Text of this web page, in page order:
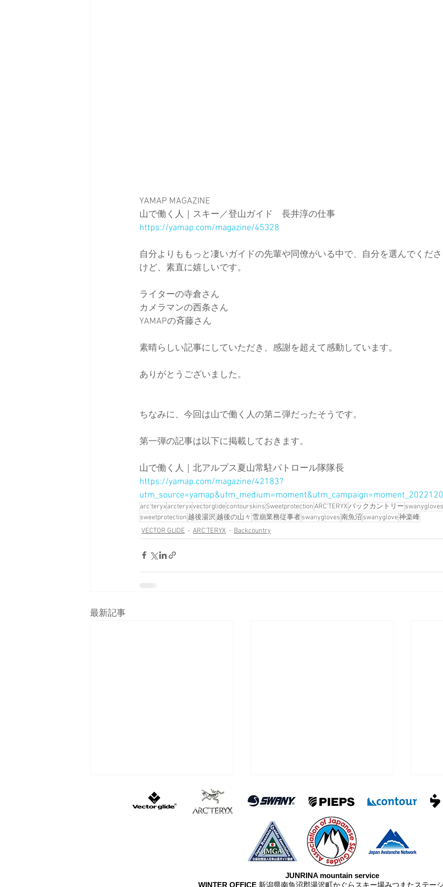
YAMAP MAGAZINE
山で働く人｜スキー／登山ガイド　長井淳の仕事
https://yamap.com/magazine/45328
自分よりももっと凄いガイドの先輩や同僚がいる中で、自分を選んでくだ
けど、素直に嬉しいです。
ライターの寺倉さん
カメラマンの西条さん
YAMAPの斉藤さん
素晴らしい記事にしていただき、感謝を超えて感動しています。
ありがとうございました。
ちなみに、今回は山で働く人の第ニ弾だったそうです。
第一弾の記事は以下に掲載しておきます。
山で働く人｜北アルプス夏山常駐パトロール隊隊長
https://yamap.com/magazine/42183?
arc'teryxarcteryxvectorglidecontourskins SweetprotectionARC’TERYXバックカントリー
sweetprotection 越後湯沢 越後の山々 雪崩業務従事者swanygloves南魚沼 swanyglove神楽峰
VECTOR GLIDE
ARC'TERYX Backcountry
最新記事
雨が降らなかった四阿山
JUNRINA mountain service
WINTER OFFICE 新潟県南魚沼郡湯沢町かぐらスキー場みつまたステー